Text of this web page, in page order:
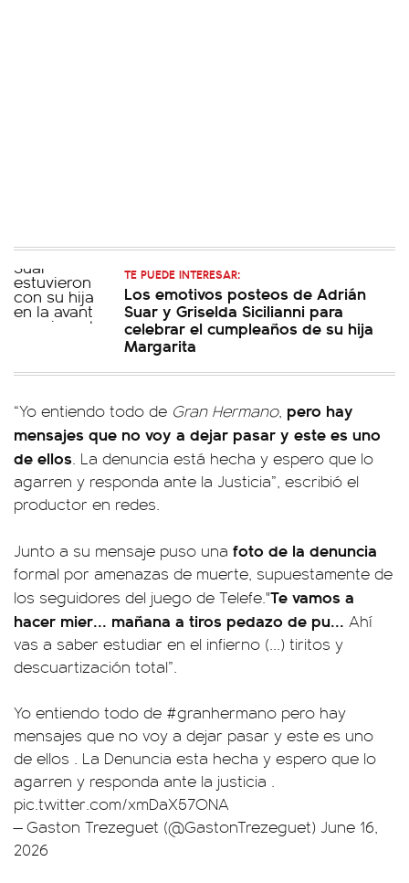
TE PUEDE INTERESAR:
Los emotivos posteos de Adrián
Suar y Griselda Sicilianni para
celebrar el cumpleaños de su hija
Margarita
“Yo entiendo todo de Gran Hermano, pero hay
mensajes que no voy a dejar pasar y este es uno
de ellos. La denuncia está hecha y espero que lo
agarren y responda ante la Justicia”, escribió el
productor en redes.
Junto a su mensaje puso una foto de la denuncia
formal por amenazas de muerte, supuestamente de
los seguidores del juego de Telefe."Te vamos a
hacer mier... mañana a tiros pedazo de pu... Ahí
vas a saber estudiar en el infierno (...) tiritos y
descuartización total”.
Yo entiendo todo de #granhermano pero hay
mensajes que no voy a dejar pasar y este es uno
de ellos . La Denuncia esta hecha y espero que lo
agarren y responda ante la justicia .
pic.twitter.com/xmDaX57ONA
— Gaston Trezeguet (@GastonTrezeguet) June 16,
2026